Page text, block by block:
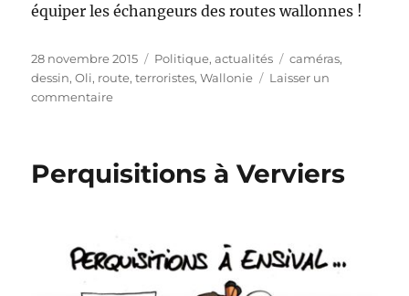
équiper les échangeurs des routes wallonnes !
Publié
le
28 novembre 2015 Catégories
Politique, actualités Étiquettes
caméras,
dessin,Oli, route,terroristes,Wallonie
Laisser un
commentairesur
Perquisitions à Verviers